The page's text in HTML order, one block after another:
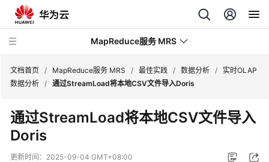
MapReduce服务 MRS
最
新
动
文档首页 / MapReduce服务 MRS / 最佳实践 / 数据分析 / 实时OLAP
数据分析 / 通过StreamLoad将本地CSV文件导入Doris
通过StreamLoad将本地CSV文件导入
Doris
更新时间： 2025-09-04 GMT+08:00